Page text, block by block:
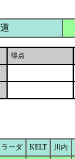
得点
ーダ KELT 川内